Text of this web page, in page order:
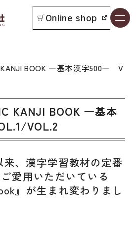
について
いて
Online shop
本をさがす
科書
修生向け
KANJI BOOK ―基本漢字500― V
KANJI BOOK ―基本
VOL.2
来、漢字学習教材の定番
愛用いただいている
』が生まれ変わりまし